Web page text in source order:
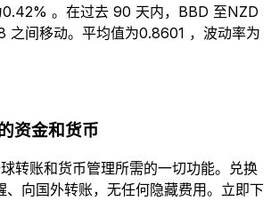
。在过去 90 天内，BBD 至NZD
间移动。平均值为0.8601 ，波动率为
资金和货币
转账和货币管理所需的一切功能。兑换
、向国外转账，无任何隐藏费用。立即下